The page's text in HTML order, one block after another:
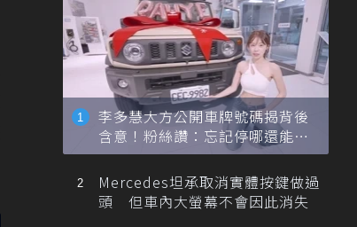
李多慧大方公開車牌號碼揭背後
含意！粉絲讚：忘記停哪還能幫
忙找車
Mercedes坦承取消實體按鍵做過
頭 但車內大螢幕不會因此消失